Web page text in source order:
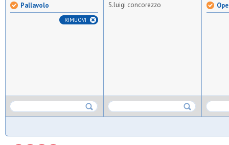
Pallavolo
RIMUOVI
S.luigi concorezzo